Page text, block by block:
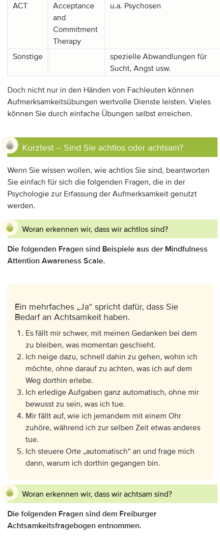
ACT
Acceptance
and
Commitment
Therapy
u.a. Psychosen
Sonstige
spezielle Abwandlungen für
Sucht, Angst usw.
Doch nicht nur in den Händen von Fachleuten können
Aufmerksamkeitsübungen wertvolle Dienste leisten. Vieles
können Sie durch einfache Übungen selbst erreichen.
Kurztest – Sind Sie achtlos oder achtsam?
Wenn Sie wissen wollen, wie achtlos Sie sind, beantworten
Sie einfach für sich die folgenden Fragen, die in der
Psychologie zur Erfassung der Aufmerksamkeit genutzt
werden.
Woran erkennen wir, dass wir achtlos sind?
Die folgenden Fragen sind Beispiele aus der Mindfulness
Attention Awareness Scale.
Ein mehrfaches „Ja“ spricht dafür, dass Sie
Bedarf an Achtsamkeit haben.
Es fällt mir schwer, mit meinen Gedanken bei dem
zu bleiben, was momentan geschieht.
Ich neige dazu, schnell dahin zu gehen, wohin ich
möchte, ohne darauf zu achten, was ich auf dem
Weg dorthin erlebe.
Ich erledige Aufgaben ganz automatisch, ohne mir
bewusst zu sein, was ich tue.
Mir fällt auf, wie ich jemandem mit einem Ohr
zuhöre, während ich zur selben Zeit etwas anderes
tue.
Ich steuere Orte „automatisch“ an und frage mich
dann, warum ich dorthin gegangen bin.
Woran erkennen wir, dass wir achtsam sind?
Die folgenden Fragen sind dem Freiburger
Achtsamkeitsfragebogen entnommen.